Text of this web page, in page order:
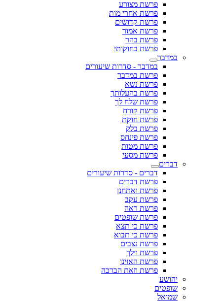
פרשת מצורע
פרשת אחרי מות
פרשת קדושים
פרשת אמור
פרשת בהר
פרשת בחוקותי
במדבר
במדבר - סדרות שיעורים
פרשת במדבר
פרשת נשא
פרשת בהעלותך
פרשת שלח לך
פרשת קורח
פרשת חוקת
פרשת בלק
פרשת פינחס
פרשת מטות
פרשת מסעי
דברים
דברים - סדרות שיעורים
פרשת דברים
פרשת ואתחנן
פרשת עקב
פרשת ראה
פרשת שופטים
פרשת כי תצא
פרשת כי תבוא
פרשת נצבים
פרשת וילך
פרשת האזינו
פרשת וזאת הברכה
יהושע
שופטים
שמואל